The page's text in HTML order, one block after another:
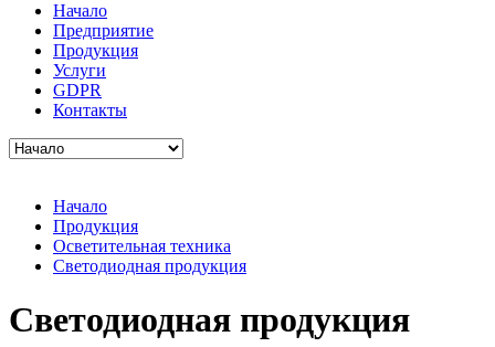
Начало
Предприятие
Продукция
Услуги
GDPR
Контакты
Начало
Продукция
Осветительная техника
Светодиодная продукция
Светодиодная продукция